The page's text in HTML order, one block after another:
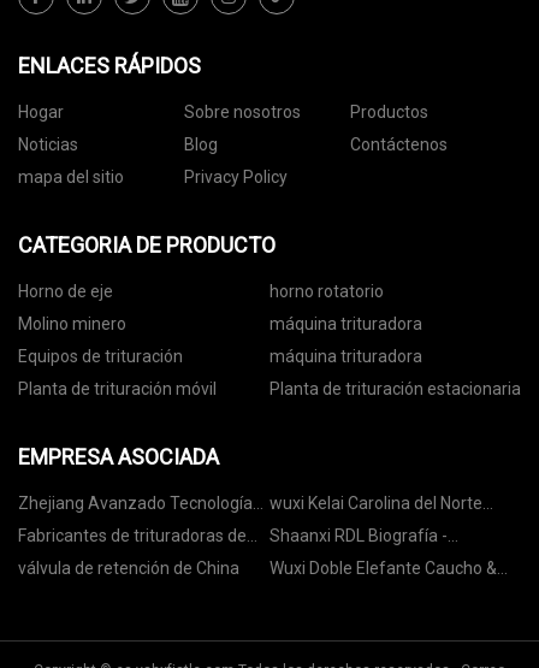
ENLACES RÁPIDOS
Hogar Sobre nosotros
Productos
Noticias
Blog
Contáctenos
mapa del sitio
Privacy Policy
CATEGORIA DE PRODUCTO
Horno de eje
horno rotatorio
Molino minero
máquina trituradora
Equipos de trituración
máquina trituradora
Planta de trituración móvil
Planta de trituración estacionaria
EMPRESA ASOCIADA
Zhejiang Avanzado Tecnología
Válvula Co., Limitado
wuxi Kelai Carolina del Norte
Máquina herramienta compañía,
Limitado
Fabricantes de trituradoras de
impacto
Shaanxi RDL Biografía -
Tecnología Co., Limitado.
válvula de retención de China
Wuxi Doble Elefante Caucho &